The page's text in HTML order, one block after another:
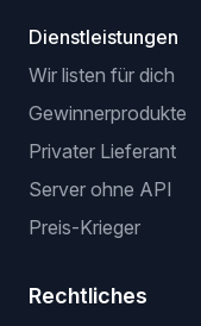
Dienstleistungen
Wir listen für dich
Gewinnerprodukte
Privater Lieferant
Server ohne API
Preis-Krieger
Rechtliches